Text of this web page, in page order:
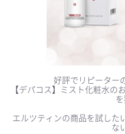
好評でリピーター
【デパコス】ミスト化粧水の
エルツティンの商品を試した
な